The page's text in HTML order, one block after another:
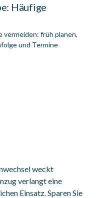
Häufige
vermeiden: früh planen,
und Termine
weckt
verlangt eine
Einsatz. Sparen Sie